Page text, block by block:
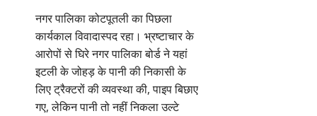
नगर पालिका कोटपूतली का पिछला
कार्यकाल विवादास्पद रहा। भ्रष्टाचार के
आरोपों से घिरे नगर पालिका बोर्ड ने यहां
इटली के जोहड़ के पानी की निकासी के
लिए ट्रैक्टरों की व्यवस्था की, पाइप बिछाए
गए, लेकिन पानी तो नहीं निकला उल्टे